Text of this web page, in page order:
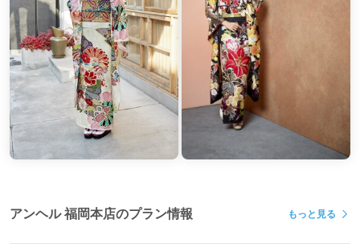
アンヘル 福岡本店のプラン情報 もっと見る